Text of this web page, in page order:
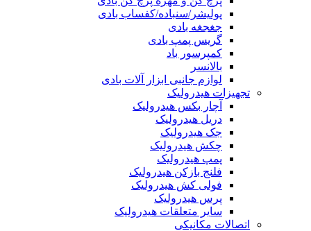
پولیشر/سنباده/کفساب بادی
جغجغه بادی
گریس پمپ بادی
کمپرسور باد
بالانسر
لوازم جانبی ابزار آلات بادی
تجهیزات هیدرولیک
آچار بکس هیدرولیک
دریل هیدرولیک
جک هیدرولیک
چکش هیدرولیک
پمپ هیدرولیک
فلنج بازکن هیدرولیک
فولی کش هیدرولیک
پرس هیدرولیک
سایر متعلقات هیدرولیک
اتصالات مکانیکی